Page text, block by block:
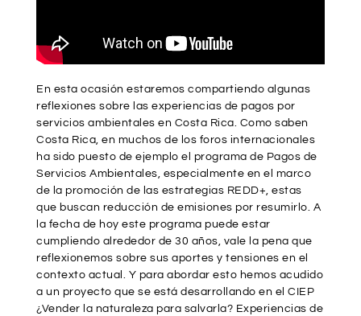
En esta ocasión estaremos compartiendo algunas
reflexiones sobre las experiencias de pagos por
servicios ambientales en Costa Rica. Como saben
Costa Rica, en muchos de los foros internacionales
ha sido puesto de ejemplo el programa de Pagos de
Servicios Ambientales, especialmente en el marco
de la promoción de las estrategias REDD+, estas
que buscan reducción de emisiones por resumirlo. A
la fecha de hoy este programa puede estar
cumpliendo alrededor de 30 años, vale la pena que
reflexionemos sobre sus aportes y tensiones en el
contexto actual. Y para abordar esto hemos acudido
a un proyecto que se está desarrollando en el CIEP
¿Vender la naturaleza para salvarla? Experiencias de